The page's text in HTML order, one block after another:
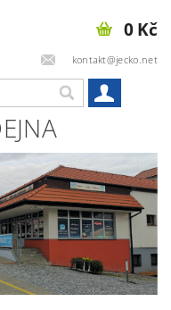
kontakt@jecko.net
0 Kč